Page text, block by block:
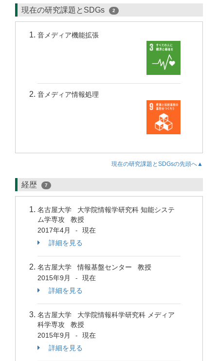
現在の研究課題とSDGs 2
音メディア機能拡張
音メディア情報処理
現在の研究課題とSDGsの先頭へ▲
経歴 7
名古屋大学 大学院情報学研究科 知能システ
ム学専攻 教授
2017年4月
-
現在
詳細を見る
名古屋大学 情報基盤センター 教授
2015年9月
-
現在
詳細を見る
名古屋大学 大学院情報科学研究科 メディア
科学専攻 教授
2015年9月
-
現在
詳細を見る